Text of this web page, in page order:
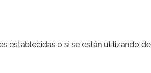
establecidas o si se están utilizando de